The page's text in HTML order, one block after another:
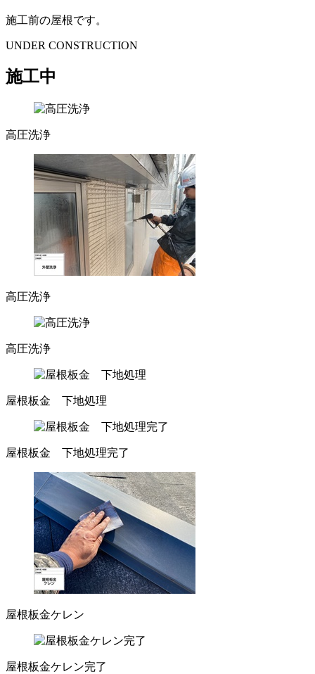
施工前の屋根です。
UNDER CONSTRUCTION
施工中
高圧洗浄
高圧洗浄
高圧洗浄
屋根板金 下地処理
屋根板金 下地処理完了
屋根板金ケレン
屋根板金ケレン完了